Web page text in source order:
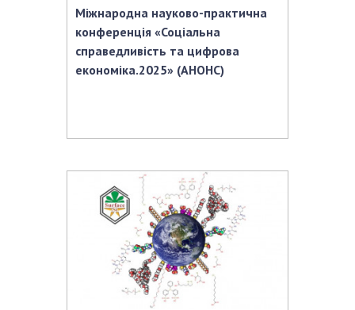
Міжнародна науково-практична
конференція «Соціальна
справедливість та цифрова
економіка.2025» (АНОНС)